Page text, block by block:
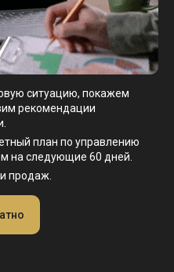
ситуацию, покажем
рекомендации
план по управлению
на следующие 60 дней.
продаж.